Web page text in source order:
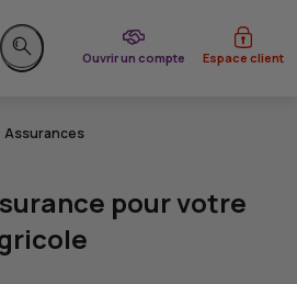
Rechercher sur le site
Ouvrir un compte
du CIC Espace client
Assurances
pour votre